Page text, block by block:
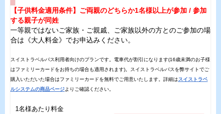
【子供料金適用条件】ご両親のどちらか1名様以上が参加 / 参加
する親子が同姓
一等親ではないご家族・ご親戚、ご家族以外の方とのご参加の場
合は《大人料金》でお申込みください。
スイストラベルパス利用者向けのプランです。電車代が割引になります(16歳未満のお子様
はファミリーカードをお持ちの場合も適用されます)。スイストラベルパスを弊サイトでご
購入いただいた場合はファミリーカードを無料でご用意いたします。詳細はスイストラベ
ルシステムの商品ページよりご確認ください。
1名様あたり料金